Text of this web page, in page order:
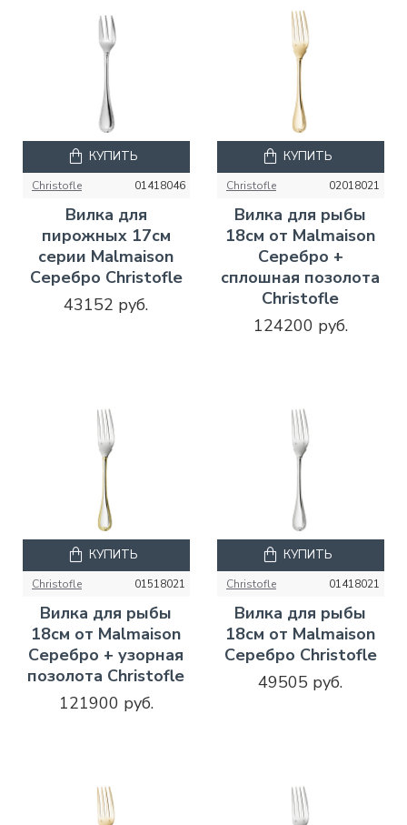
Christofle 01418046
Вилка для
пирожных 17см
серии Malmaison
Серебро Christofle
43152 руб.
КУПИТЬ
Christofle 02018021
Вилка для рыбы
18см от Malmaison
Серебро +
сплошная позолота
Christofle
124200 руб.
КУПИТЬ
Christofle 01518021
Вилка для рыбы
18см от Malmaison
Серебро + узорная
позолота Christofle
121900 руб.
КУПИТЬ
Christofle 01418021
Вилка для рыбы
18см от Malmaison
Серебро Christofle
49505 руб.
КУПИТЬ